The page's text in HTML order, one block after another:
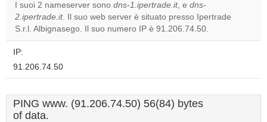
Do you
own this
I suoi 2 nameserver sono dns-1.ipertrade.it, e dns-
2.ipertrade.it. Il suo web server è situato presso Ipertrade
S.r.l. Albignasego. Il suo numero IP è 91.206.74.50.
IP:
91.206.74.50
PING www. (91.206.74.50) 56(84) bytes
of data.